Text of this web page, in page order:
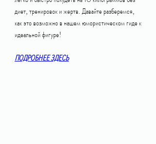
диет, тренировок и жертв. Давайте разберемся,
как это возможно в нашем юмористическом гиде к
идеальной фигуре!
ПОДРОБНЕЕ ЗДЕСЬ